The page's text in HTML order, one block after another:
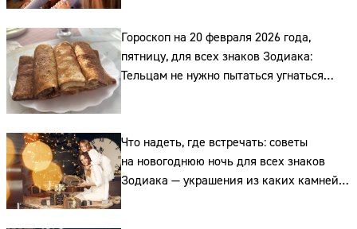
Гороскоп на 20 февраля 2026 года,
пятницу, для всех знаков Зодиака:
Тельцам не нужно пытаться угнаться
важные решения в определённое время,
а Водолеям — предлагать нестандартные
решения
Что надеть, где встречать: советы
на новогоднюю ночь для всех знаков
Зодиака — украшения из каких камней
подойдут каждому
Адрес:
Телефон: